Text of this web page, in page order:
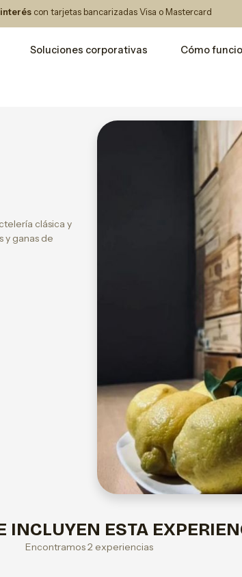
con tarjetas bancarizadas Visa o Mastercard
Soluciones corporativas Cómo
clásica y
y ganas de
INCLUYEN ESTA
Encontramos 2 experiencias